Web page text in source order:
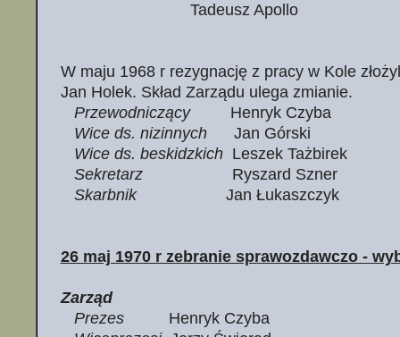
Tadeusz Apollo
W maju 1968 r rezygnację z pracy w Kole
Jan Holek. Skład Zarządu ulega zmianie.
PrzewodniczącyHenryk Czyba
Wice ds. nizinnychJan Górski
Wice ds. beskidzkichLeszek Tażbirek
SekretarzRyszard Szner
SkarbnikJan Łukaszczyk
26 maj 1970 r zebranie sprawozdawczo -
Zarząd
PrezesHenryk Czyba